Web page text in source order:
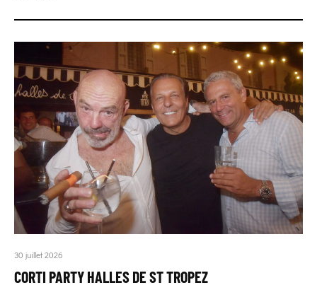
30 juillet 2026
CORTI PARTY HALLES DE ST TROPEZ